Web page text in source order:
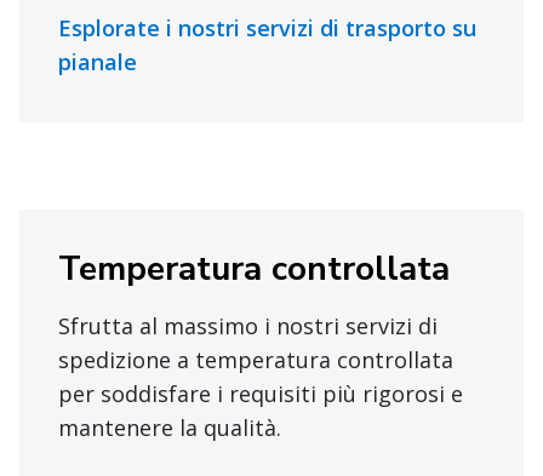
Esplorate i nostri servizi di trasporto su
pianale
Temperatura controllata
Sfrutta al massimo i nostri servizi di
spedizione a temperatura controllata
per soddisfare i requisiti più rigorosi e
mantenere la qualità.